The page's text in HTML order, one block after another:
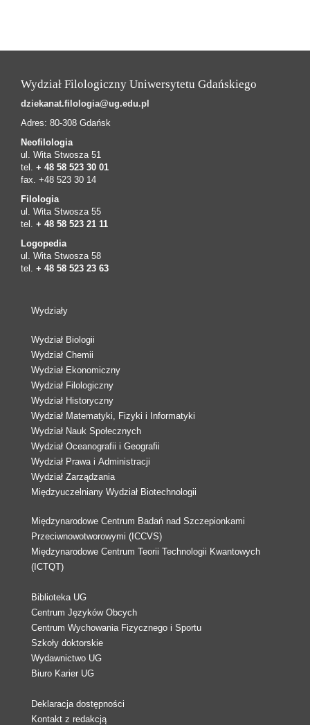
Wydział Filologiczny Uniwersytetu Gdańskiego
dziekanat.filologia@ug.edu.pl
Adres: 80-308 Gdańsk
Neofilologia
ul. Wita Stwosza 51
tel. + 48 58 523 30 01
fax. +48 523 30 14
Filologia
ul. Wita Stwosza 55
tel. + 48 58 523 21 11
Logopedia
ul. Wita Stwosza 58
tel. + 48 58 523 23 63
Wydziały
Wydział Biologii
Wydział Chemii
Wydział Ekonomiczny
Wydział Filologiczny
Wydział Historyczny
Wydział Matematyki, Fizyki i Informatyki
Wydział Nauk Społecznych
Wydział Oceanografii i Geografii
Wydział Prawa i Administracji
Wydział Zarządzania
Międzyuczelniany Wydział Biotechnologii
Międzynarodowe Centrum Badań nad Szczepionkami
Przeciwnowotworowymi (ICCVS)
Międzynarodowe Centrum Teorii Technologii Kwantowych
(ICTQT)
Biblioteka UG
Centrum Języków Obcych
Centrum Wychowania Fizycznego i Sportu
Szkoły doktorskie
Wydawnictwo UG
Biuro Karier UG
Deklaracja dostępności
Kontakt z redakcją